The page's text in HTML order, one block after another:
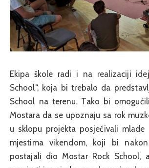
Ekipa škole radi i na realizaciji
School“, koja bi trebalo da
School na terenu. Tako bi
Mostara da se upoznaju sa rok
u sklopu projekta posjećivali
mjestima vikendom, koji bi
postajali dio Mostar Rock School,